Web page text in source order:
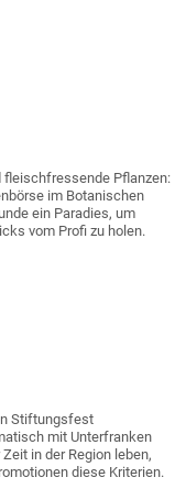
fleischfressende Pflanzen:
im Botanischen
ein Paradies, um
vom Profi zu holen.
Stiftungsfest
mit Unterfranken
in der Region leben,
diese Kriterien.